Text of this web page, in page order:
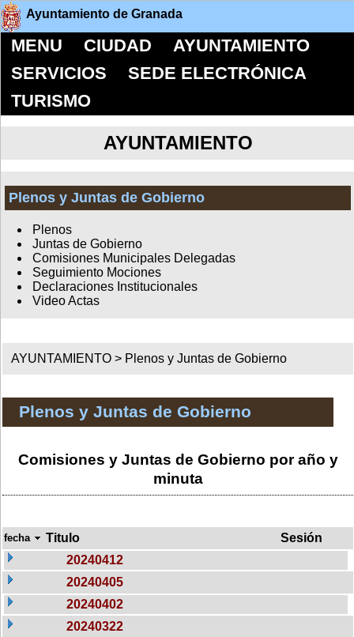
Ayuntamiento de Granada
MENU CIUDAD
AYUNTAMIENTO
SERVICIOS
SEDE ELECTRÓNICA
TURISMO
AYUNTAMIENTO
Plenos y Juntas de Gobierno
Plenos
Juntas de Gobierno
Comisiones Municipales Delegadas
Seguimiento Mociones
Declaraciones Institucionales
Video Actas
AYUNTAMIENTO > Plenos y Juntas de Gobierno
Plenos y Juntas de Gobierno
Comisiones y Juntas de Gobierno por año y
minuta
fecha Titulo
Sesión
20240412
20240405
20240402
20240322